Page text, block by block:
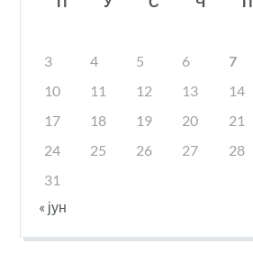
3
4 5 6 7
10
11 12 13 14
17
18 19 20 21
24
25 26 27 28
31
« јун